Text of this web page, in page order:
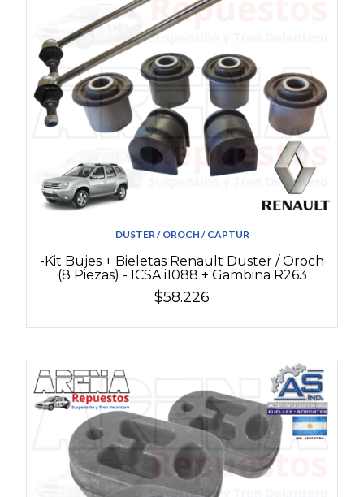
DUSTER / OROCH / CAPTUR
-Kit Bujes + Bieletas Renault Duster / Oroch
(8 Piezas) - ICSA i1088 + Gambina R263
$58.226